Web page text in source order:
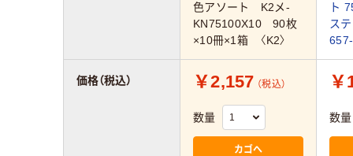
色アソート K2メ-
KN75100X10 90枚
×10冊×1箱 〈K2〉
ト
ス
￥2,157 （税込）
数量
カゴへ
￥
数量
価格（税込）